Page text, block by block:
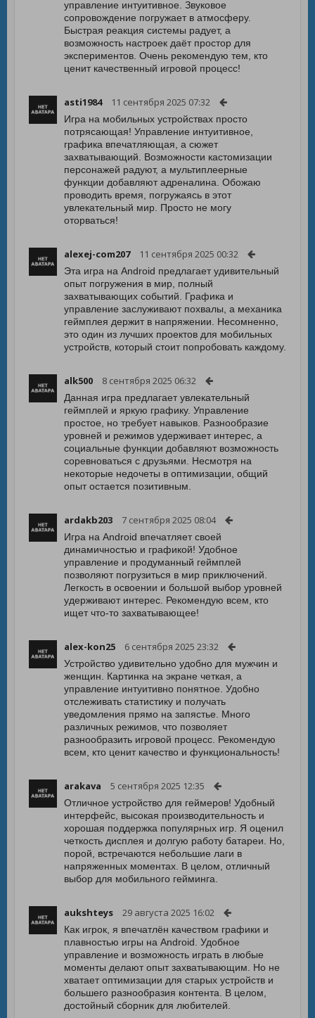
управление интуитивное. Звуковое
сопровождение погружает в атмосферу.
Быстрая реакция системы радует, а
возможность настроек даёт простор для
экспериментов. Очень рекомендую тем, кто
ценит качественный игровой процесс!
asti1984 11 сентября 2025 07:32
Игра на мобильных устройствах просто
потрясающая! Управление интуитивное,
графика впечатляющая, а сюжет
захватывающий. Возможности кастомизации
персонажей радуют, а мультиплеерные
функции добавляют адреналина. Обожаю
проводить время, погружаясь в этот
увлекательный мир. Просто не могу
оторваться!
alexej-com207 11 сентября 2025 00:32
Эта игра на Android предлагает удивительный
опыт погружения в мир, полный
захватывающих событий. Графика и
управление заслуживают похвалы, а механика
геймплея держит в напряжении. Несомненно,
это один из лучших проектов для мобильных
устройств, который стоит попробовать каждому.
alk500 8 сентября 2025 06:32
Данная игра предлагает увлекательный
геймплей и яркую графику. Управление
простое, но требует навыков. Разнообразие
уровней и режимов удерживает интерес, а
социальные функции добавляют возможность
соревноваться с друзьями. Несмотря на
некоторые недочеты в оптимизации, общий
опыт остается позитивным.
ardakb203 7 сентября 2025 08:04
Игра на Android впечатляет своей
динамичностью и графикой! Удобное
управление и продуманный геймплей
позволяют погрузиться в мир приключений.
Легкость в освоении и большой выбор уровней
удерживают интерес. Рекомендую всем, кто
ищет что-то захватывающее!
alex-kon25 6 сентября 2025 23:32
Устройство удивительно удобно для мужчин и
женщин. Картинка на экране четкая, а
управление интуитивно понятное. Удобно
отслеживать статистику и получать
уведомления прямо на запястье. Много
различных режимов, что позволяет
разнообразить игровой процесс. Рекомендую
всем, кто ценит качество и функциональность!
arakava 5 сентября 2025 12:35
Отличное устройство для геймеров! Удобный
интерфейс, высокая производительность и
хорошая поддержка популярных игр. Я оценил
четкость дисплея и долгую работу батареи. Но,
порой, встречаются небольшие лаги в
напряженных моментах. В целом, отличный
выбор для мобильного гейминга.
aukshteys 29 августа 2025 16:02
Как игрок, я впечатлён качеством графики и
плавностью игры на Android. Удобное
управление и возможность играть в любые
моменты делают опыт захватывающим. Но не
хватает оптимизации для старых устройств и
большего разнообразия контента. В целом,
достойный сборник для любителей.